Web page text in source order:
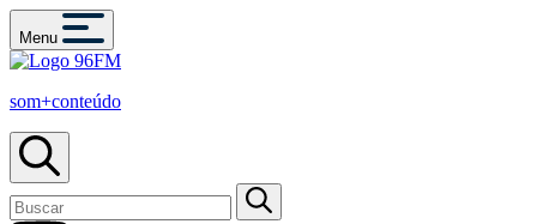
Menu
som+conteúdo